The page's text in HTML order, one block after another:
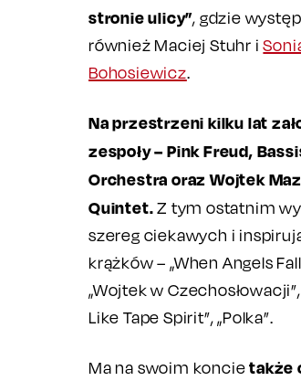
stronie ulicy”, gdzie
również Maciej Stuhr i
Bohosiewicz.
Na przestrzeni kilku lat
zespoły – Pink Freud,
Orchestra oraz Wojtek
Quintet.Z tym ostatnim
szereg ciekawych i
krążków – „When Angels
„Wojtek w
Like Tape Spirit”, „Polka”.
Ma na swoim koncietakże